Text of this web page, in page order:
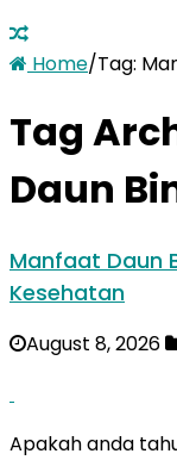
Home/Tag:
Tag
Daun
Manfaat Daun
Kesehatan
August 8, 2026
Apakah anda